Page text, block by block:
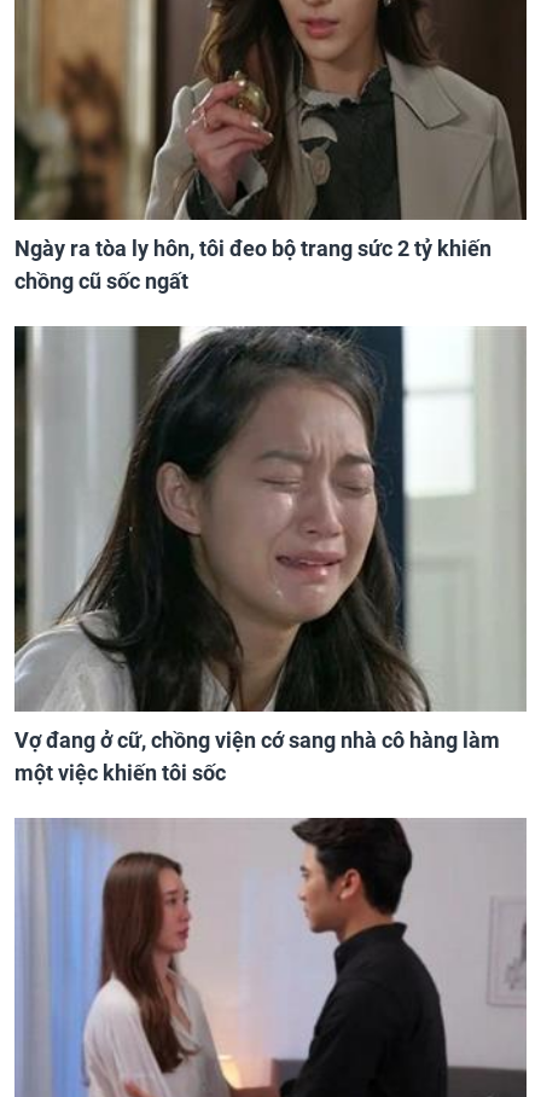
Ngày ra tòa ly hôn, tôi đeo bộ trang sức 2 tỷ khiến
chồng cũ sốc ngất
Vợ đang ở cữ, chồng viện cớ sang nhà cô hàng làm
một việc khiến tôi sốc